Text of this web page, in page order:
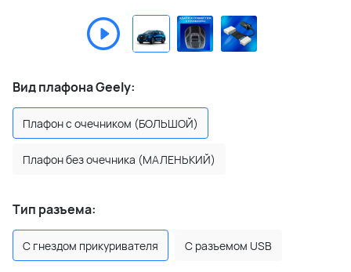
Вид плафона Geely:
Плафон с очечником (БОЛЬШОЙ)
Плафон без очечника (МАЛЕНЬКИЙ)
Тип разъема:
С гнездом прикуривателя С разъемом USB